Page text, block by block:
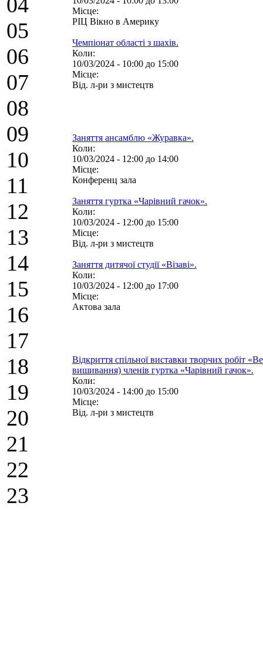
05
06
07
08
09
10
11
12
13
14
15
16
17
18
19
20
21
22
23
Місце:
РІЦ Вікно в Америку
Чемпіонат області з шахів.
Коли:
10/03/2024 - 10:00 до 15:00
Місце:
Від. л-ри з мистецтв
Заняття ансамблю «Журавка».
Коли:
10/03/2024 - 12:00 до 14:00
Місце:
Конференц зала
Заняття гуртка «Чарівний гачок».
Коли:
10/03/2024 - 12:00 до 15:00
Місце:
Від. л-ри з мистецтв
Заняття дитячої студії «Візаві».
Коли:
10/03/2024 - 12:00 до 17:00
Місце:
Актова зала
Відкриття спільної виставки творчих робіт
вишивання) членів гуртка «Чарівний гачок».
Коли:
10/03/2024 - 14:00 до 15:00
Місце:
Від. л-ри з мистецтв